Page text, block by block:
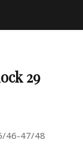
29
46-47/48